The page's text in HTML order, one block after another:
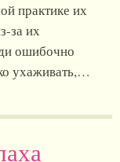
практике их
за их
ошибочно
ухаживать,…